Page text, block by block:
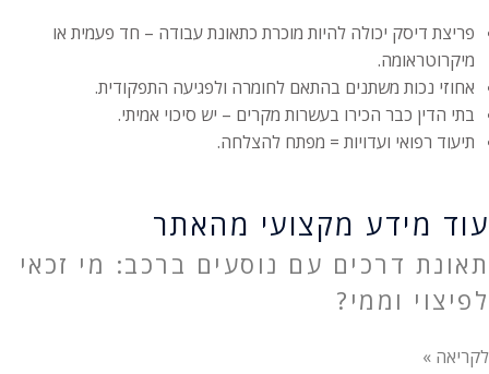
פריצת דיסק יכולה להיות מוכרת כתאונת עבודה – חד פעמית או
מיקרוטראומה.
אחוזי נכות משתנים בהתאם לחומרה ולפגיעה התפקודית.
בתי הדין כבר הכירו בעשרות מקרים – יש סיכוי אמיתי.
תיעוד רפואי ועדויות = מפתח להצלחה.
עוד מידע מקצועי מהאתר
תאונת דרכים עם נוסעים ברכב: מי זכאי
לפיצוי וממי?
לקריאה »